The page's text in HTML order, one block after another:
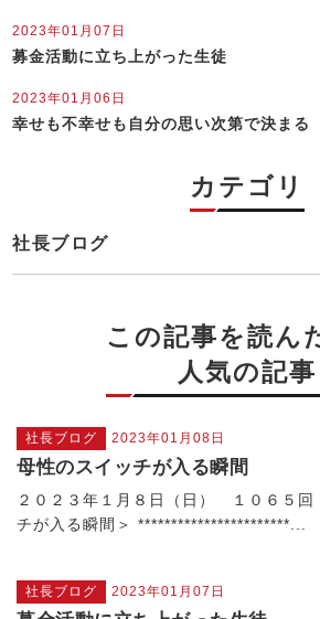
2023年01月07日
募金活動に立ち上がった生徒
2023年01月06日
幸せも不幸せも自分の思い次第で決まる
カテゴリ
社長ブログ
この記事を読ん
人気の記事
社長ブログ 2023年01月08日
母性のスイッチが入る瞬間
２０２３年１月８日（日） １０６５回
チが入る瞬間＞ ***********************...
社長ブログ 2023年01月07日